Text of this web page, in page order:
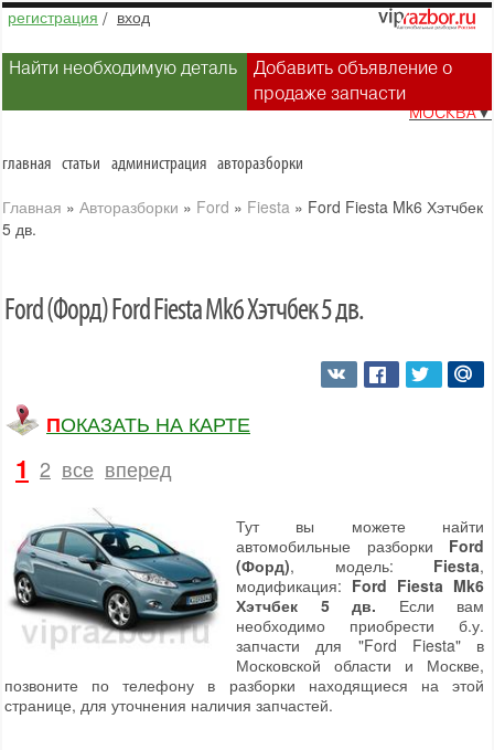
регистрация / вход
Найти необходимую деталь
Добавить объявление о
продаже запчасти
МОСКВА▼
главная статьи администрация авторазборки
Главная » Авторазборки » Ford » Fiesta » Ford Fiesta Mk6 Хэтчбек
5 дв.
Ford (Форд) Ford Fiesta Mk6 Хэтчбек 5 дв.
ПОКАЗАТЬ НА КАРТЕ
1 2 все вперед
Тут вы можете найти
автомобильные разборки Ford
(Форд), модель: Fiesta,
модификация: Ford Fiesta Mk6
Хэтчбек 5 дв. Если вам
необходимо приобрести б.у.
запчасти для "Ford Fiesta" в
Московской области и Москве,
позвоните по телефону в разборки находящиеся на этой
странице, для уточнения наличия запчастей.